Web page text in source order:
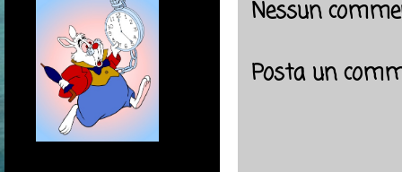
Nessun
Posta un